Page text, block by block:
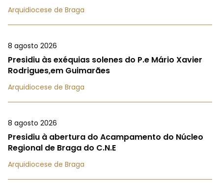
Arquidiocese de Braga
8 agosto 2026
Presidiu às exéquias solenes do P.e Mário Xavier
Rodrigues,em Guimarães
Arquidiocese de Braga
8 agosto 2026
Presidiu à abertura do Acampamento do Núcleo
Regional de Braga do C.N.E
Arquidiocese de Braga